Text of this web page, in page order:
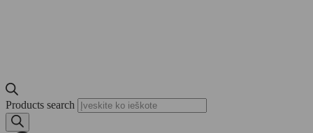
Products search